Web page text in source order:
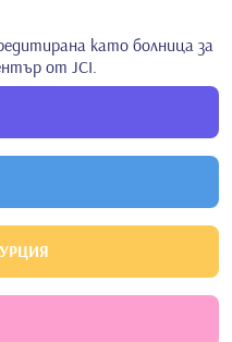
като болница за
от JCI.